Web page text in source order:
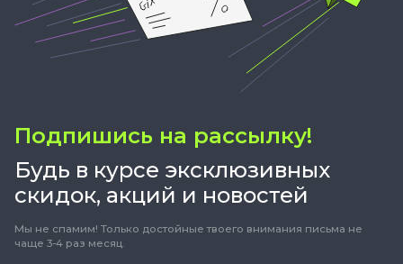
Подпишись на рассылку!
Будь в курсе эксклюзивных
скидок, акций и новостей
Мы не спамим! Только достойные твоего внимания письма не
чаще 3-4 раз месяц.